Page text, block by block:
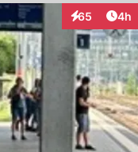
65
Interaktionen
4h